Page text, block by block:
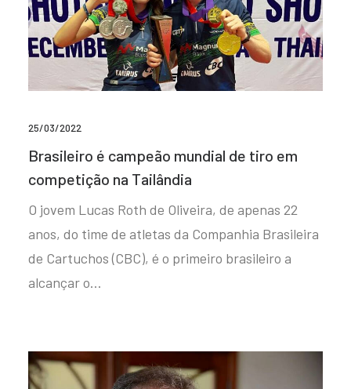
25/03/2022
Brasileiro é campeão mundial de tiro em
competição na Tailândia
O jovem Lucas Roth de Oliveira, de apenas 22
anos, do time de atletas da Companhia Brasileira
de Cartuchos (CBC), é o primeiro brasileiro a
alcançar o…